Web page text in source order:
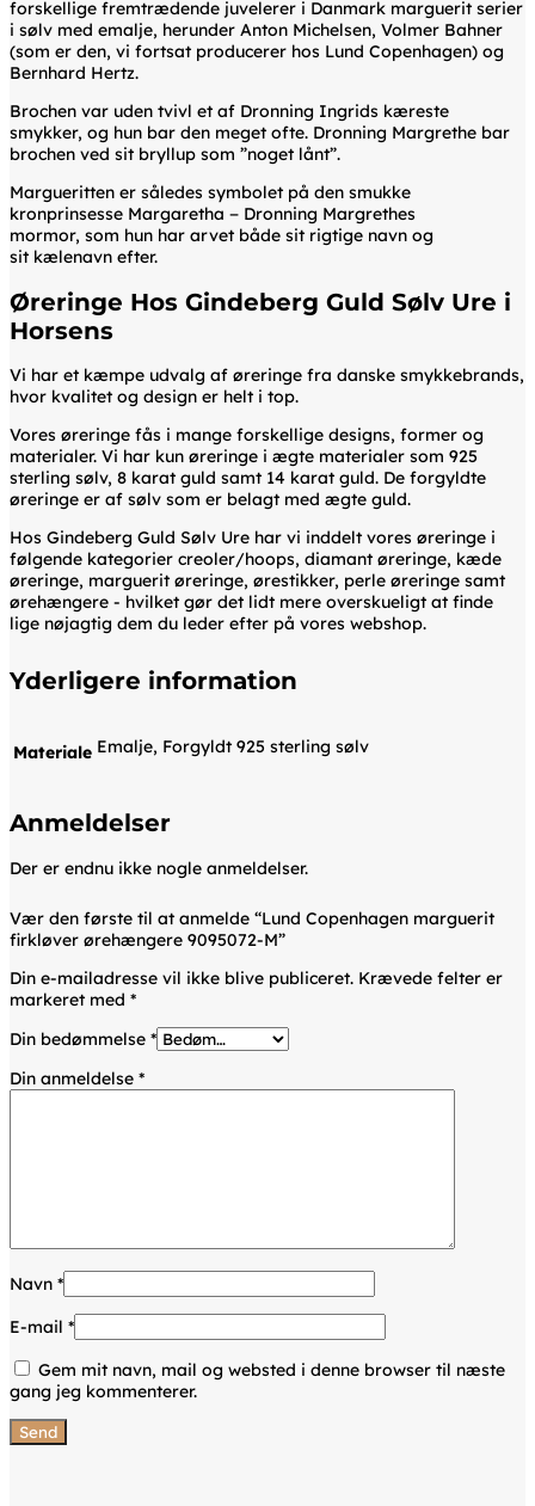
forskellige fremtrædende juvelerer i Danmark marguerit serier
i sølv med emalje, herunder Anton Michelsen, Volmer Bahner
(som er den, vi fortsat producerer hos Lund Copenhagen) og
Bernhard Hertz.
Brochen var uden tvivl et af Dronning Ingrids kæreste
smykker, og hun bar den meget ofte. Dronning Margrethe bar
brochen ved sit bryllup som ”noget lånt”.
Margueritten er således symbolet på den smukke
kronprinsesse Margaretha − Dronning Margrethes
mormor, som hun har arvet både sit rigtige navn og
sit kælenavn efter.
Øreringe Hos Gindeberg Guld Sølv Ure i
Horsens
Vi har et kæmpe udvalg af øreringe fra danske smykkebrands,
hvor kvalitet og design er helt i top.
Vores øreringe fås i mange forskellige designs, former og
materialer. Vi har kun øreringe i ægte materialer som 925
sterling sølv, 8 karat guld samt 14 karat guld. De forgyldte
øreringe er af sølv som er belagt med ægte guld.
Hos Gindeberg Guld Sølv Ure har vi inddelt vores øreringe i
følgende kategorier creoler/hoops, diamant øreringe, kæde
øreringe, marguerit øreringe, ørestikker, perle øreringe samt
ørehængere - hvilket gør det lidt mere overskueligt at finde
lige nøjagtig dem du leder efter på vores webshop.
Yderligere information
Materiale Emalje, Forgyldt 925 sterling sølv
Anmeldelser
Der er endnu ikke nogle anmeldelser.
Vær den første til at anmelde “Lund Copenhagen marguerit
firkløver ørehængere 9095072-M”
Din e-mailadresse vil ikke blive publiceret. Krævede felter er
markeret med *
Din bedømmelse *
Din anmeldelse *
Navn *
E-mail *
Gem mit navn, mail og websted i denne browser til næste
gang jeg kommenterer.